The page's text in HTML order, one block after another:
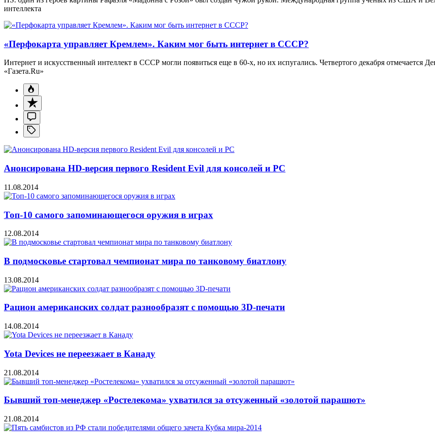
интеллекта
«Перфокарта управляет Кремлем». Каким мог быть интернет в СССР?
Интернет и искусственный интеллект в СССР могли появиться еще в 60-х, но их испугались. Четвертого декабря отмечается
«Газета.Ru»
Анонсирована HD-версия первого Resident Evil для консолей и PC
11.08.2014
Топ-10 самого запоминающегося оружия в играх
12.08.2014
В подмосковье стартовал чемпионат мира по танковому биатлону
13.08.2014
Рацион американских солдат разнообразят с помощью 3D-печати
14.08.2014
Yota Devices не переезжает в Канаду
21.08.2014
Бывший топ-менеджер «Ростелекома» ухватился за отсуженный «золотой парашют»
21.08.2014